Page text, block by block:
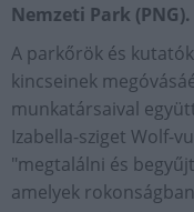
Nemzeti Park (PNG).
A parkőrök és
kincseinek
munkatársaival
Izabella-sziget Wolf-
"megtalálni és
amelyek